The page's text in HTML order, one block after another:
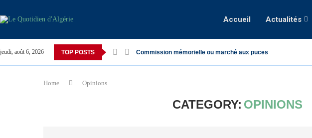
Accueil Actualités
jeudi, août 6, 2026 TOP POSTS Commission mémorielle ou marché aux puces
Home Opinions
CATEGORY: OPINIONS